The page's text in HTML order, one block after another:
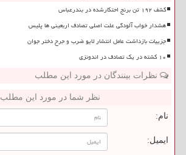
کشف ۱۹۲ تن برنج احتکارشده در بندرعباس
هشدار خواب آلودگی علت اصلی تصادف اربعینی ها پلیس
جزییات بازداشت عامل انتشار لایو ضرب و جرح دختر جوان
۱۰ کشته در یک تصادف در اندونزی
نظرات بینندگان در مورد این مطلب
نظر شما در مورد این مطلب
نام:
ایمیل: